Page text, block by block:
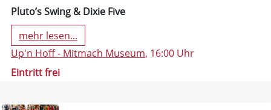
Pluto’s Swing & Dixie Five
mehr lesen...
Up'n Hoff - Mitmach Museum, 16:00 Uhr
Eintritt frei